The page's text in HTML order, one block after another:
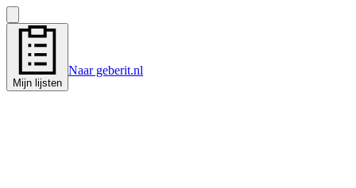
Mijn lijsten
Naar geberit.nl